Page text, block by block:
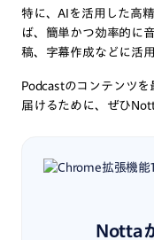
特に、AIを活用した高
ば、簡単かつ効率的に
稿、字幕作成などに活用
Podcastのコンテンツ
届けるために、ぜひ
Notta